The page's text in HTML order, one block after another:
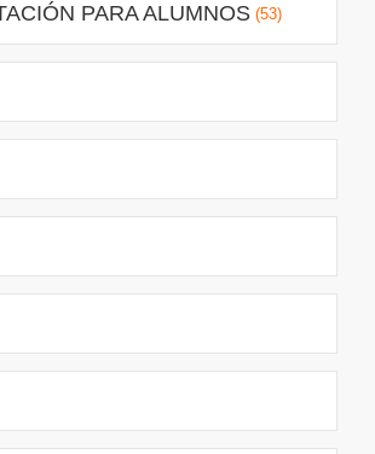
PARA ALUMNOS (53)